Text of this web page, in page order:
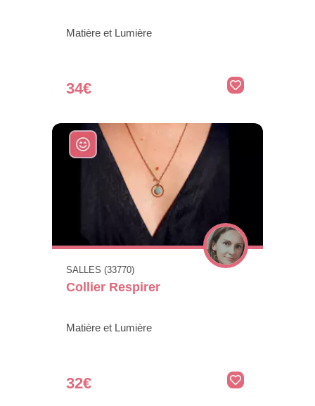
Matière et Lumière
34€
SALLES (33770)
Collier Respirer
Matière et Lumière
32€